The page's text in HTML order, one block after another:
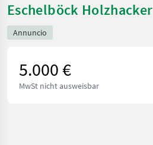
Eschelböck Holzhacker
Annuncio
5.000 €
MwSt nicht ausweisbar